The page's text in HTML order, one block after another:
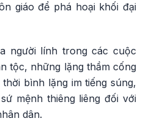
giáo để phá hoại khối đại
người lính trong các cuộc
tộc, những lặng thầm cống
bình lặng im tiếng súng,
mệnh thiêng liêng đối với
dân.